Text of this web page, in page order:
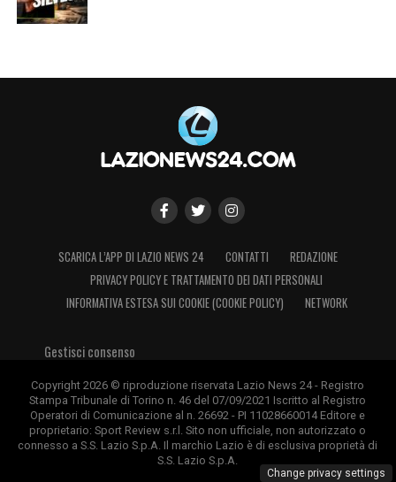
SCARICA L’APP DI LAZIO NEWS 24 CONTATTI
REDAZIONE
PRIVACY POLICY E TRATTAMENTO DEI DATI PERSONALI
INFORMATIVA ESTESA SUI COOKIE (COOKIE POLICY)
NETWORK
Gestisci consenso
Copyright 2026 © riproduzione riservata Lazio News 24 - Registro
Stampa Tribunale di Torino n. 46 del 07/09/2021 Iscritto al Registro
Operatori di Comunicazione al n. 26692 - PI 11028660014 Editore e
proprietario: Sport Review s.r.l. Sito non ufficiale, non autorizzato o
connesso a S.S. Lazio S.p.A. Il marchio Lazio è di esclusiva proprietà di
S.S. Lazio S.p.A.
Change privacy settings